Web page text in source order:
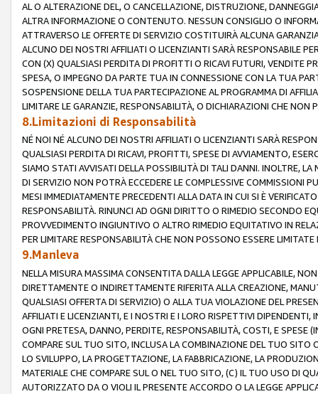
AL O ALTERAZIONE DEL, O CANCELLAZIONE, DISTRUZIONE,
ALTRA INFORMAZIONE O CONTENUTO. NESSUN CONSIGLIO O
ATTRAVERSO LE OFFERTE DI SERVIZIO COSTITUIRÀ ALCUNA
ALCUNO DEI NOSTRI AFFILIATI O LICENZIANTI SARÀ RESPONSABILE
CON (X) QUALSIASI PERDITA DI PROFITTI O RICAVI FUTURI, VENDITE
SPESA, O IMPEGNO DA PARTE TUA IN CONNESSIONE CON LA TUA
SOSPENSIONE DELLA TUA PARTECIPAZIONE AL PROGRAMMA DI
LIMITARE LE GARANZIE, RESPONSABILITÀ, O DICHIARAZIONI CHE NON
8.Limitazioni di Responsabilità
NÉ NOI NÉ ALCUNO DEI NOSTRI AFFILIATI O LICENZIANTI SARÀ
QUALSIASI PERDITA DI RICAVI, PROFITTI, SPESE DI AVVIAMENTO,
SIAMO STATI AVVISATI DELLA POSSIBILITÀ DI TALI DANNI. INOLTRE,
DI SERVIZIO NON POTRÀ ECCEDERE LE COMPLESSIVE COMMISSIONI
MESI IMMEDIATAMENTE PRECEDENTI ALLA DATA IN CUI SI È
RESPONSABILITÀ. RINUNCI AD OGNI DIRITTO O RIMEDIO SECONDO
PROVVEDIMENTO INGIUNTIVO O ALTRO RIMEDIO EQUITATIVO IN
PER LIMITARE RESPONSABILITÀ CHE NON POSSONO ESSERE LIMITATE
9.Manleva
NELLA MISURA MASSIMA CONSENTITA DALLA LEGGE APPLICABILE,
DIRETTAMENTE O INDIRETTAMENTE RIFERITA ALLA CREAZIONE,
QUALSIASI OFFERTA DI SERVIZIO) O ALLA TUA VIOLAZIONE DEL
AFFILIATI E LICENZIANTI, E I NOSTRI E I LORO RISPETTIVI
OGNI PRETESA, DANNO, PERDITE, RESPONSABILITÀ, COSTI, E SPESE
COMPARE SUL TUO SITO, INCLUSA LA COMBINAZIONE DEL TUO SITO
LO SVILUPPO, LA PROGETTAZIONE, LA FABBRICAZIONE, LA
MATERIALE CHE COMPARE SUL O NEL TUO SITO, (C) IL TUO USO DI
AUTORIZZATO DA O VIOLI IL PRESENTE ACCORDO O LA LEGGE